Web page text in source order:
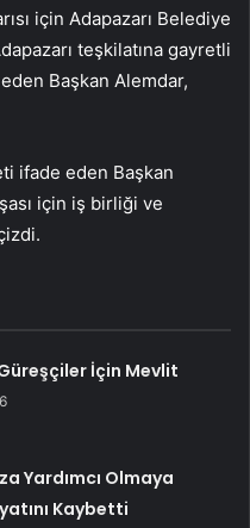
için Adapazarı Belediye
teşkilatına gayretli
Başkan Alemdar,
ifade eden Başkan
için iş birliği ve
İçin Mevlit
Yardımcı Olmaya
Kaybetti